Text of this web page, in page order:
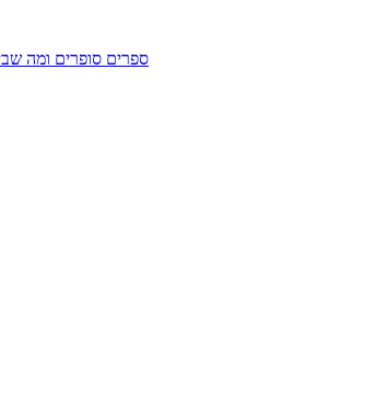
ספרים סופרים ומה שביניהם ברדיו